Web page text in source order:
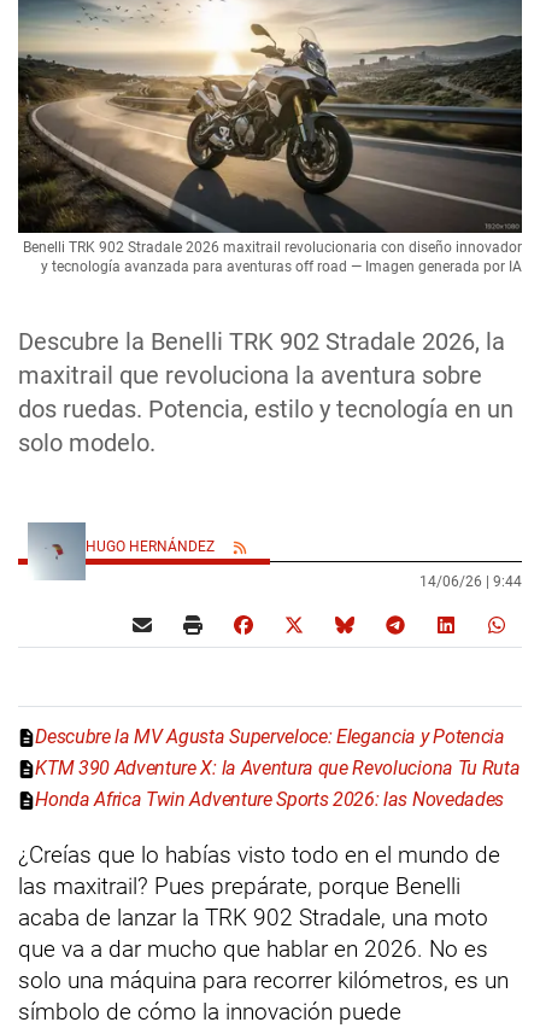
Descubre la Benelli TRK 902 Stradale 2026, la
maxitrail que revoluciona la aventura sobre
dos ruedas. Potencia, estilo y tecnología en un
solo modelo.
Benelli TRK 902 Stradale 2026 maxitrail revolucionaria con diseño innovador
y tecnología avanzada para aventuras off road — Imagen generada por IA
HUGO HERNÁNDEZ
14/06/26 | 9:44
Descubre la MV Agusta Superveloce: Elegancia y Potencia
KTM 390 Adventure X: la Aventura que Revoluciona Tu Ruta
Honda Africa Twin Adventure Sports 2026: las Novedades
¿Creías que lo habías visto todo en el mundo de
las maxitrail? Pues prepárate, porque Benelli
acaba de lanzar la TRK 902 Stradale, una moto
que va a dar mucho que hablar en 2026. No es
solo una máquina para recorrer kilómetros, es un
símbolo de cómo la innovación puede